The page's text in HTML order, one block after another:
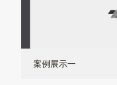
案例展示一